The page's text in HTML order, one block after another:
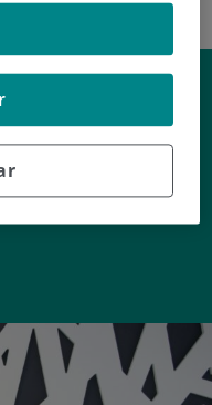
de
y otras
de